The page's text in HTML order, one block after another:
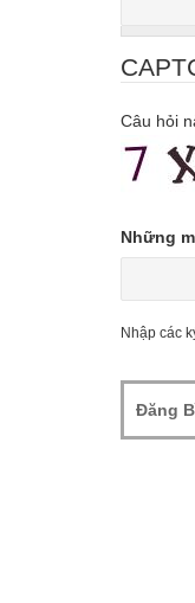
Câu hỏi
Những
Nhập các